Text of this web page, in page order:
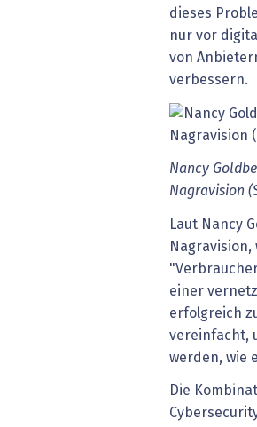
dieses
nur vor
von
verbessern.
Nancy
Nagravision
Laut Nancy
einer
erfolgreich
vereinfacht,
werden, wie
Die